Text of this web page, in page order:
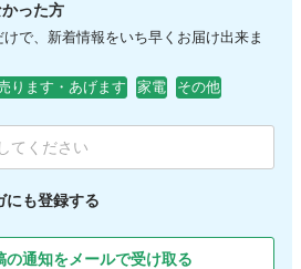
った方
で、新着情報をいち早くお届け出来ま
ります・あげます 家電 その他
にも登録する
の通知をメールで受け取る